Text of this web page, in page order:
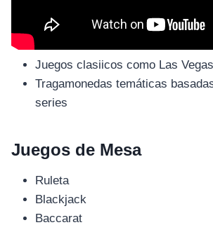
Juegos clasiicos como Las
Tragamonedas temáticas
series
Juegos de Mesa
Ruleta
Blackjack
Baccarat